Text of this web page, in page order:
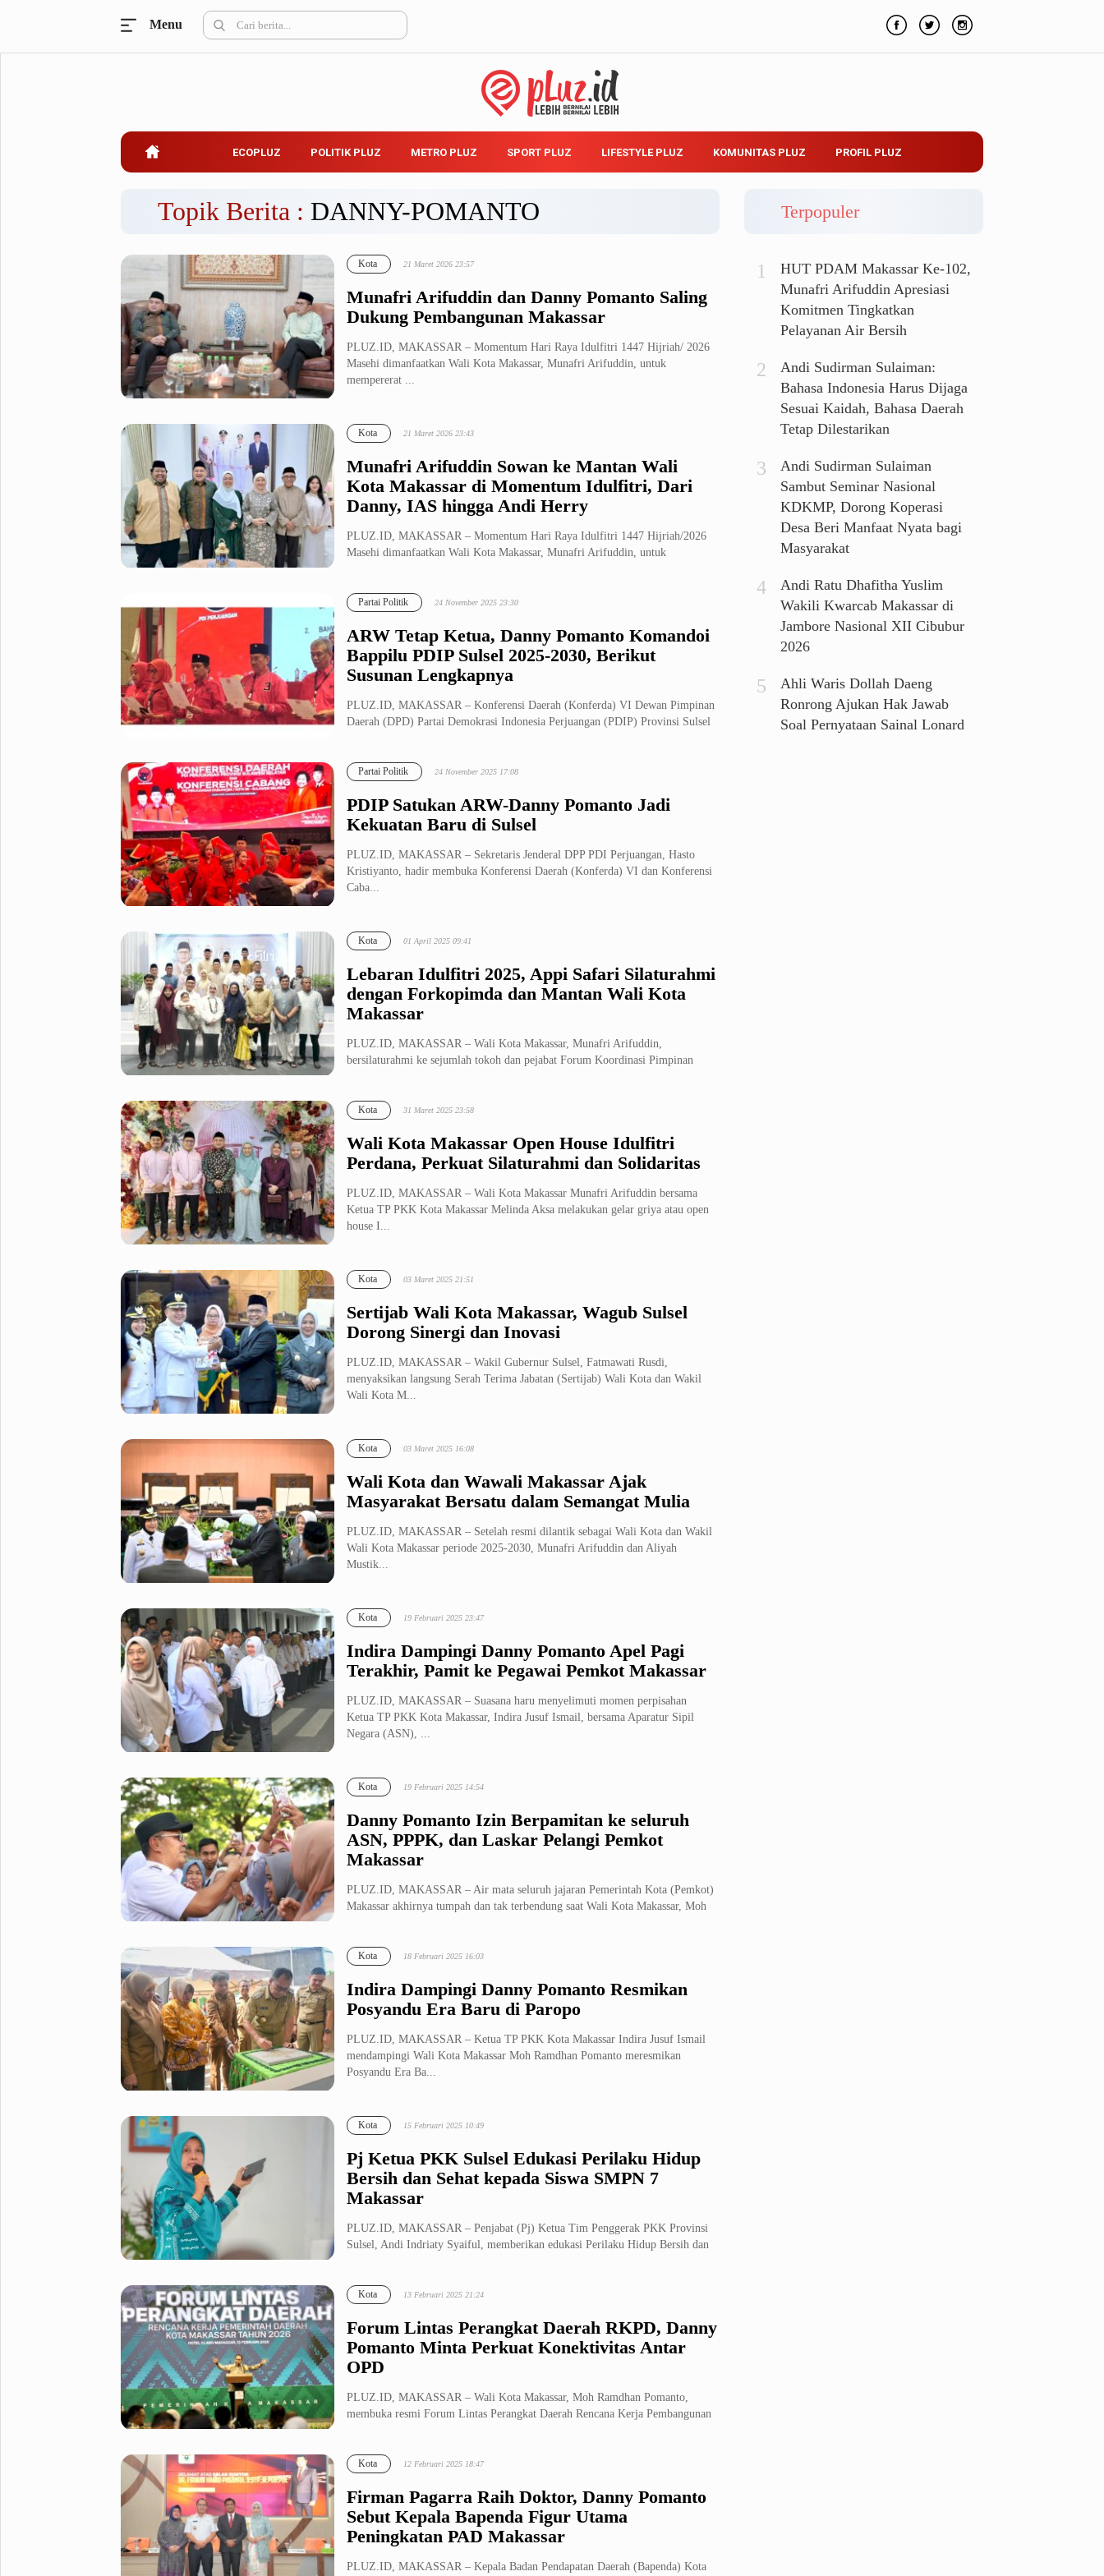
Belanja
Kuliner
Pemilu
Partai Politik
Pilpres
Hukum & Kriminal
Internasional
Citizen
Pemerintahan
Bulutangkis
Golf
Parenting
Menu
ECOPLUZ POLITIK PLUZ METRO PLUZ SPORT PLUZ LIFESTYLE PLUZ KOMUNITAS PLUZ PROFIL PLUZ
Topik Berita : DANNY-POMANTO
Munafri Arifuddin dan Danny Pomanto Saling
Dukung Pembangunan Makassar
Kota 21 Maret 2026 23:57
PLUZ.ID, MAKASSAR – Momentum Hari Raya Idulfitri 1447 Hijriah/ 2026
Masehi dimanfaatkan Wali Kota Makassar, Munafri Arifuddin, untuk
mempererat ...
Munafri Arifuddin Sowan ke Mantan Wali
Kota Makassar di Momentum Idulfitri, Dari
Danny, IAS hingga Andi Herry
Kota 21 Maret 2026 23:43
PLUZ.ID, MAKASSAR – Momentum Hari Raya Idulfitri 1447 Hijriah/2026
Masehi dimanfaatkan Wali Kota Makassar, Munafri Arifuddin, untuk
ARW Tetap Ketua, Danny Pomanto Komandoi
Bappilu PDIP Sulsel 2025-2030, Berikut
Susunan Lengkapnya
Partai Politik 24 November 2025 23:30
PLUZ.ID, MAKASSAR – Konferensi Daerah (Konferda) VI Dewan Pimpinan
Daerah (DPD) Partai Demokrasi Indonesia Perjuangan (PDIP) Provinsi Sulsel
PDIP Satukan ARW-Danny Pomanto Jadi
Kekuatan Baru di Sulsel
Partai Politik 24 November 2025 17:08
PLUZ.ID, MAKASSAR – Sekretaris Jenderal DPP PDI Perjuangan, Hasto
Kristiyanto, hadir membuka Konferensi Daerah (Konferda) VI dan Konferensi
Caba...
Lebaran Idulfitri 2025, Appi Safari Silaturahmi
dengan Forkopimda dan Mantan Wali Kota
Makassar
Kota 01 April 2025 09:41
PLUZ.ID, MAKASSAR – Wali Kota Makassar, Munafri Arifuddin,
bersilaturahmi ke sejumlah tokoh dan pejabat Forum Koordinasi Pimpinan
Wali Kota Makassar Open House Idulfitri
Perdana, Perkuat Silaturahmi dan Solidaritas
Kota 31 Maret 2025 23:58
PLUZ.ID, MAKASSAR – Wali Kota Makassar Munafri Arifuddin bersama
Ketua TP PKK Kota Makassar Melinda Aksa melakukan gelar griya atau open
house I...
Sertijab Wali Kota Makassar, Wagub Sulsel
Dorong Sinergi dan Inovasi
Kota 03 Maret 2025 21:51
PLUZ.ID, MAKASSAR – Wakil Gubernur Sulsel, Fatmawati Rusdi,
menyaksikan langsung Serah Terima Jabatan (Sertijab) Wali Kota dan Wakil
Wali Kota M...
Wali Kota dan Wawali Makassar Ajak
Masyarakat Bersatu dalam Semangat Mulia
Kota 03 Maret 2025 16:08
PLUZ.ID, MAKASSAR – Setelah resmi dilantik sebagai Wali Kota dan Wakil
Wali Kota Makassar periode 2025-2030, Munafri Arifuddin dan Aliyah
Mustik...
Indira Dampingi Danny Pomanto Apel Pagi
Terakhir, Pamit ke Pegawai Pemkot Makassar
Kota 19 Februari 2025 23:47
PLUZ.ID, MAKASSAR – Suasana haru menyelimuti momen perpisahan
Ketua TP PKK Kota Makassar, Indira Jusuf Ismail, bersama Aparatur Sipil
Negara (ASN), ...
Danny Pomanto Izin Berpamitan ke seluruh
ASN, PPPK, dan Laskar Pelangi Pemkot
Makassar
Kota 19 Februari 2025 14:54
PLUZ.ID, MAKASSAR – Air mata seluruh jajaran Pemerintah Kota (Pemkot)
Makassar akhirnya tumpah dan tak terbendung saat Wali Kota Makassar, Moh
Indira Dampingi Danny Pomanto Resmikan
Posyandu Era Baru di Paropo
Kota 18 Februari 2025 16:03
PLUZ.ID, MAKASSAR – Ketua TP PKK Kota Makassar Indira Jusuf Ismail
mendampingi Wali Kota Makassar Moh Ramdhan Pomanto meresmikan
Posyandu Era Ba...
Pj Ketua PKK Sulsel Edukasi Perilaku Hidup
Bersih dan Sehat kepada Siswa SMPN 7
Makassar
Kota 15 Februari 2025 10:49
PLUZ.ID, MAKASSAR – Penjabat (Pj) Ketua Tim Penggerak PKK Provinsi
Sulsel, Andi Indriaty Syaiful, memberikan edukasi Perilaku Hidup Bersih dan
Forum Lintas Perangkat Daerah RKPD, Danny
Pomanto Minta Perkuat Konektivitas Antar
OPD
Kota 13 Februari 2025 21:24
PLUZ.ID, MAKASSAR – Wali Kota Makassar, Moh Ramdhan Pomanto,
membuka resmi Forum Lintas Perangkat Daerah Rencana Kerja Pembangunan
Firman Pagarra Raih Doktor, Danny Pomanto
Sebut Kepala Bapenda Figur Utama
Peningkatan PAD Makassar
Kota 12 Februari 2025 18:47
PLUZ.ID, MAKASSAR – Kepala Badan Pendapatan Daerah (Bapenda) Kota
Terpopuler
HUT PDAM Makassar Ke-102,
Munafri Arifuddin Apresiasi
Komitmen Tingkatkan
Pelayanan Air Bersih
Andi Sudirman Sulaiman:
Bahasa Indonesia Harus Dijaga
Sesuai Kaidah, Bahasa Daerah
Tetap Dilestarikan
Andi Sudirman Sulaiman
Sambut Seminar Nasional
KDKMP, Dorong Koperasi
Desa Beri Manfaat Nyata bagi
Masyarakat
Andi Ratu Dhafitha Yuslim
Wakili Kwarcab Makassar di
Jambore Nasional XII Cibubur
2026
Ahli Waris Dollah Daeng
Ronrong Ajukan Hak Jawab
Soal Pernyataan Sainal Lonard